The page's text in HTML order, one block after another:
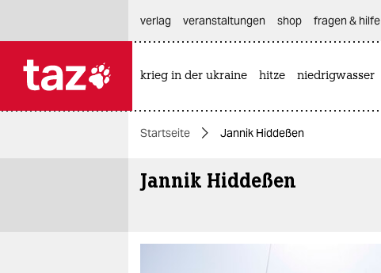
themen
politik
gesellschaft
verlag
veranstaltungen shop fragen & hilfe
krieg in der ukraine hitze niedrigwasser
Startseite Jannik Hiddeßen
Jannik Hiddeßen